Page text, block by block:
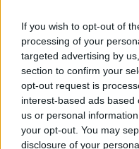
If you wish to opt-out of
processing of your
targeted advertising by
section to confirm your
opt-out request is
interest-based ads
us or personal
your opt-out. You may
disclosure of your
så tycker S och C
MEST
Sommartorget i Älvsjö
Poppe med ungdomar
göra något